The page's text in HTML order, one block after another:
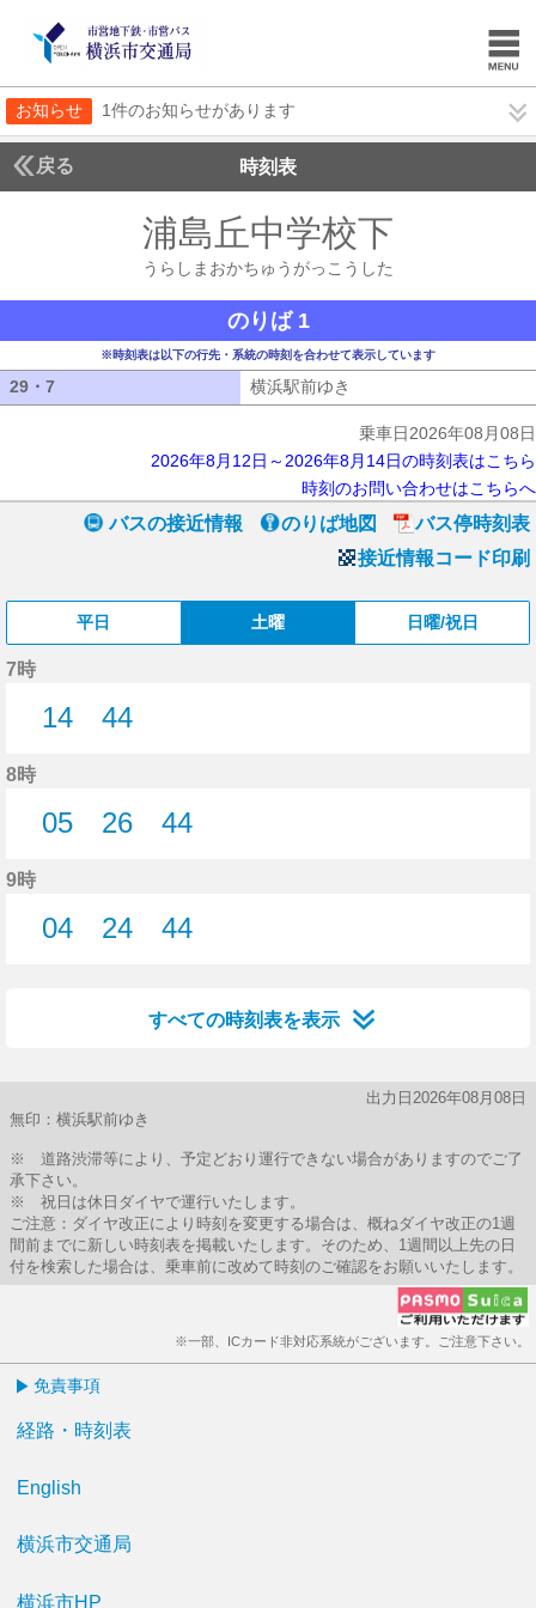
お知らせ 1件のお知らせがあります
戻る 時刻表
浦島丘中学校下
うらしまおかちゅうがっこうした
のりば 1
※時刻表は以下の行先・系統の時刻を合わせて表示しています
29・7 横浜駅前ゆき
乗車日2026年08月08日
2026年8月12日～2026年8月14日の時刻表はこちら
時刻のお問い合わせはこちらへ
バスの接近情報 のりば地図
バス停時刻表
接近情報コード印刷
平日 土曜 日曜/祝日
7時
14
44
8時
05
26
44
9時
04
24
44
すべての時刻表を表示
出力日2026年08月08日
無印：横浜駅前ゆき
※ 道路渋滞等により、予定どおり運行できない場合がありますのでご了
承下さい。
※ 祝日は休日ダイヤで運行いたします。
ご注意：ダイヤ改正により時刻を変更する場合は、概ねダイヤ改正の1週
間前までに新しい時刻表を掲載いたします。そのため、1週間以上先の日
付を検索した場合は、乗車前に改めて時刻のご確認をお願いいたします。
※一部、ICカード非対応系統がございます。ご注意下さい。
免責事項
経路・時刻表
English
横浜市交通局
横浜市HP